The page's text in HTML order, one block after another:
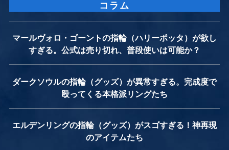
コラム
マールヴォロ・ゴーントの指輪（ハリーポッタ）が欲し
すぎる。公式は売り切れ、普段使いは可能か？
ダークソウルの指輪（グッズ）が異常すぎる。完成度で
殴ってくる本格派リングたち
エルデンリングの指輪（グッズ）がスゴすぎる！神再現
のアイテムたち